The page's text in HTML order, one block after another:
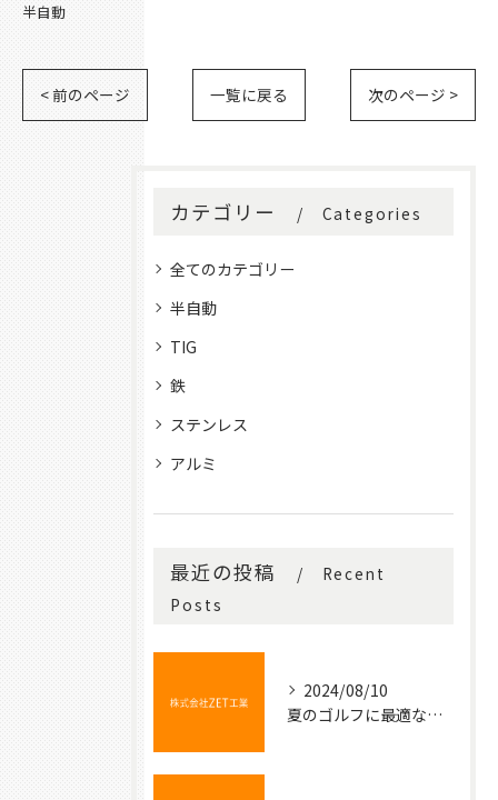
半自動
< 前のページ 一覧に戻る 次のページ >
カテゴリー Categories
全てのカテゴリー
半自動
TIG
鉄
ステンレス
アルミ
最近の投稿
Recent
Posts
2024/08/10
夏のゴルフに最適な冷たい飲み物